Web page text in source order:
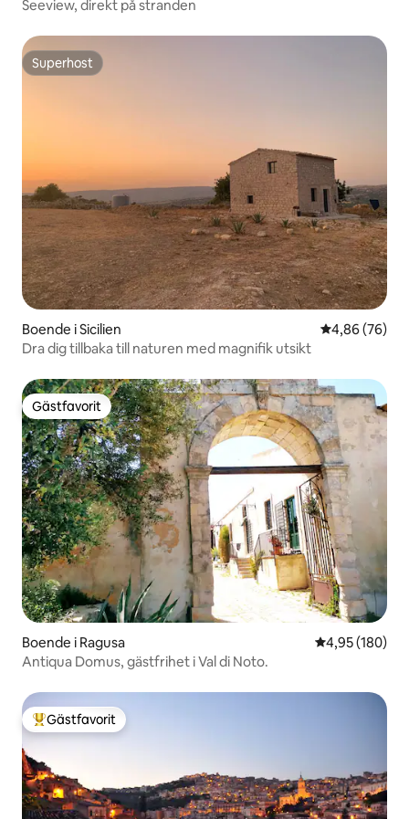
Seeview, direkt på stranden
Superhost
Superhost
Boende i Sicilien 4,86 av 5 i
4,86 (76)
Dra dig tillbaka till naturen med magnifik utsikt
Gästfavorit
Gästfavorit
Boende i Ragusa 4,95 av 5 i
4,95 (180)
Antiqua Domus, gästfrihet i Val di Noto.
Populär gästfavorit
Gästfavorit